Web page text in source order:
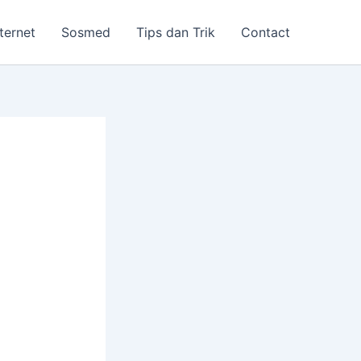
Sosmed Tips dan Trik Contact